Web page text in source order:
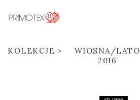
KOLEKCJE
WIOSNA/LATO
2016